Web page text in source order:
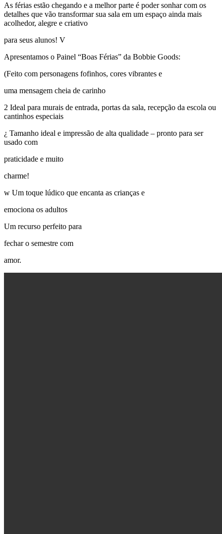
As férias estão chegando e a melhor parte é poder sonhar com os
detalhes que vão transformar sua sala em um espaço ainda mais
acolhedor, alegre e criativo
para seus alunos! V
Apresentamos o Painel “Boas Férias” da Bobbie Goods:
(Feito com personagens fofinhos, cores vibrantes e
uma mensagem cheia de carinho
2 Ideal para murais de entrada, portas da sala, recepção da escola ou
cantinhos especiais
¿ Tamanho ideal e impressão de alta qualidade – pronto para ser
usado com
praticidade e muito
charme!
w Um toque lúdico que encanta as crianças e
emociona os adultos
Um recurso perfeito para
fechar o semestre com
amor.